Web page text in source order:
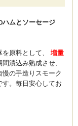
ムとソーセージ
原料として、 増量
漬込み熟成させ、
の手造りスモーク
。毎日安心してお